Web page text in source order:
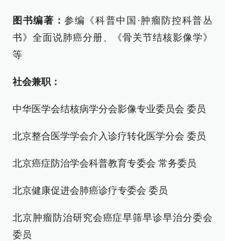
图书编著：参编《科普中国·肿瘤防控科普丛
书》全面说肺癌分册、《骨关节结核影像学》
等
社会兼职：
中华医学会结核病学分会影像专业委员会 委员
北京整合医学学会介入诊疗转化医学分会 委员
北京癌症防治学会科普教育专委会 常务委员
北京健康促进会肺癌诊疗专委会 委员
北京肿瘤防治研究会癌症早筛早诊早治分委会
委员